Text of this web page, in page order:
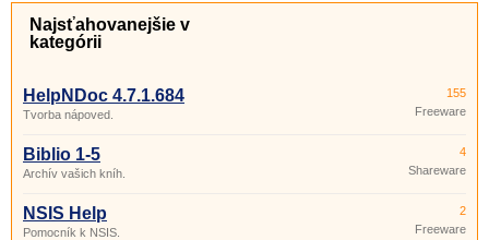
Najsťahovanejšie v
kategórii
HelpNDoc 4.7.1.684
Tvorba nápoved.
155
Freeware
Biblio 1-5
Archív vašich kníh.
4
Shareware
NSIS Help
Pomocník k NSIS.
2
Freeware